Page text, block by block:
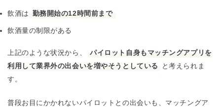
飲酒は 勤務開始の12時間前まで
飲酒量の制限がある
上記のような状況から、
パイロット自身もマッチングアプリを
利用して業界外の出会いを増やそうとしている
と考えられま
す。
普段お目にかかれないパイロットとの出会いも、マッチングア